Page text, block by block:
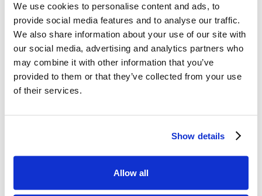
We use cookies to personalise content and ads, to
provide social media features and to analyse our traffic.
We also share information about your use of our site with
our social media, advertising and analytics partners who
may combine it with other information that you’ve
provided to them or that they’ve collected from your use
of their services.
Show details
Allow all
(facultatif) : envoyé uniquement si vous vous
inscrivez ; consentement(retrait à tout moment).
Sécurité, amélioration des services, analyses de
base :intérêts légitimes (en équilibre avec vos
droits).
Cookies, analyses, balises publicitaires :
3.4 Processeurs et transferts
internationaux